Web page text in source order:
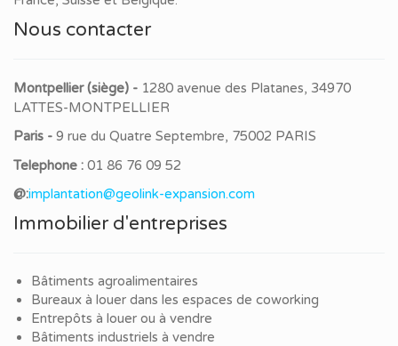
Nous contacter
Montpellier (siège) - 1280 avenue des Platanes, 34970
LATTES-MONTPELLIER
Paris - 9 rue du Quatre Septembre, 75002 PARIS
Telephone : 01 86 76 09 52
@:implantation@geolink-expansion.com
Immobilier d'entreprises
Bâtiments agroalimentaires
Bureaux à louer dans les espaces de coworking
Entrepôts à louer ou à vendre
Bâtiments industriels à vendre